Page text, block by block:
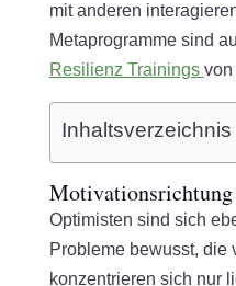
mit anderen
Metaprogramme sind
Resilienz Trainings von
Inhaltsverzeichnis
Optimisten sind sich
Probleme bewusst, die
konzentrieren sich nur